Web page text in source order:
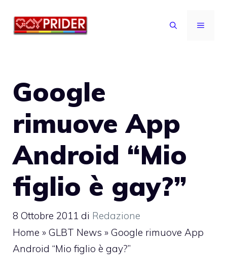
MENU
Google
rimuove App
Android “Mio
figlio è gay?”
8 Ottobre 2011 di Redazione
Home » GLBT News » Google rimuove App
Android “Mio figlio è gay?”